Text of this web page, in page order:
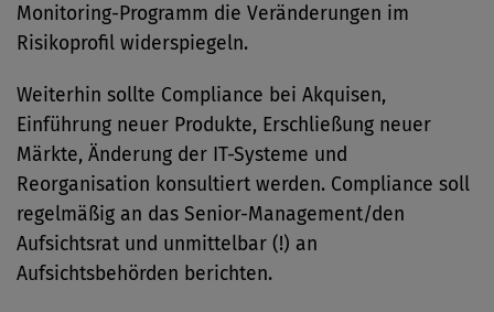
Monitoring-Programm die Veränderungen im
Risikoprofil widerspiegeln.
Weiterhin sollte Compliance bei Akquisen,
Einführung neuer Produkte, Erschließung neuer
Märkte, Änderung der IT-Systeme und
Reorganisation konsultiert werden. Compliance soll
regelmäßig an das Senior-Management/den
Aufsichtsrat und unmittelbar (!) an
Aufsichtsbehörden berichten.